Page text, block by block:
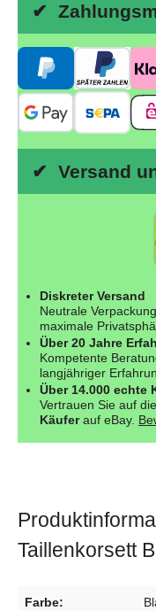
✔
✔ Versand
Diskreter Versand
Neutrale
maximale
Über 20 Jahre
Kompetente
langjähriger
Über 14.000 echte
Vertrauen Sie auf
Käuferauf eBay.
Taillenkorsett
Farbe: